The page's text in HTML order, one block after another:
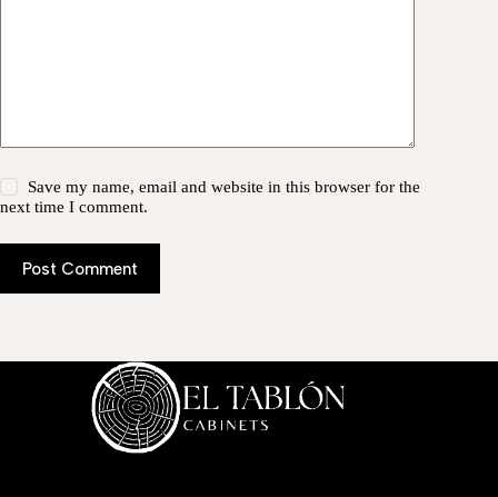
Save my name, email and website in this browser for the
next time I comment.
Post Comment